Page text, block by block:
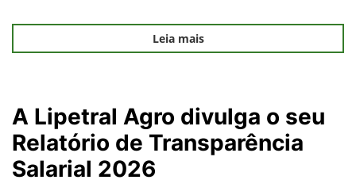
Leia mais
A Lipetral Agro divulga o seu
Relatório de Transparência
Salarial 2026